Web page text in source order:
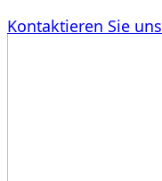
Kontaktieren Sie uns